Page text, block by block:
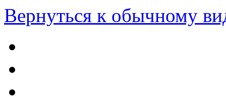
Вернуться к обычному